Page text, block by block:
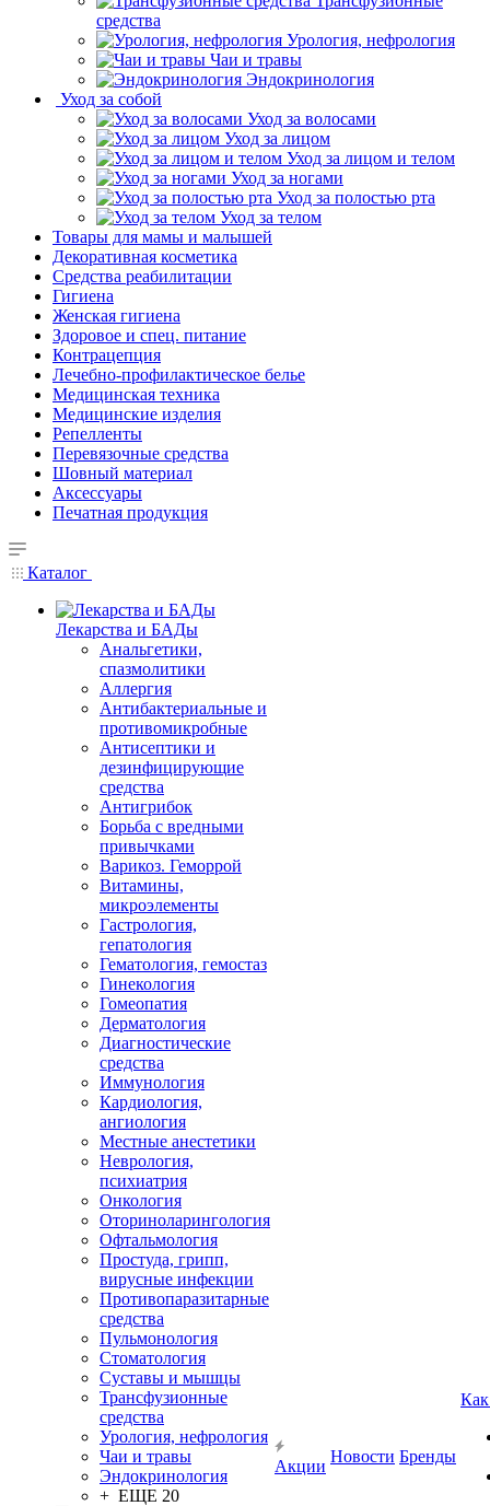
средства
Урология, нефрология
Чаи и травы
Эндокринология
Уход за собой
Уход за волосами
Уход за лицом
Уход за лицом и телом
Уход за ногами
Уход за полостью рта
Уход за телом
Товары для мамы и малышей
Декоративная косметика
Средства реабилитации
Гигиена
Женская гигиена
Здоровое и спец. питание
Контрацепция
Лечебно-профилактическое белье
Медицинская техника
Медицинские изделия
Репелленты
Перевязочные средства
Шовный материал
Аксессуары
Печатная продукция
Каталог
Лекарства и БАДы
Анальгетики,
спазмолитики
Аллергия
Антибактериальные и
противомикробные
Антисептики и
дезинфицирующие
средства
Антигрибок
Борьба с вредными
привычками
Варикоз. Геморрой
Витамины,
микроэлементы
Гастрология,
гепатология
Гематология, гемостаз
Гинекология
Гомеопатия
Дерматология
Диагностические
средства
Иммунология
Кардиология,
ангиология
Местные анестетики
Неврология,
психиатрия
Онкология
Оториноларингология
Офтальмология
Простуда, грипп,
вирусные инфекции
Противопаразитарные
средства
Пульмонология
Стоматология
Суставы и мышцы
Трансфузионные
средства
Урология, нефрология
Чаи и травы
Эндокринология
+ ЕЩЕ 20
Акции
Новости Бренды